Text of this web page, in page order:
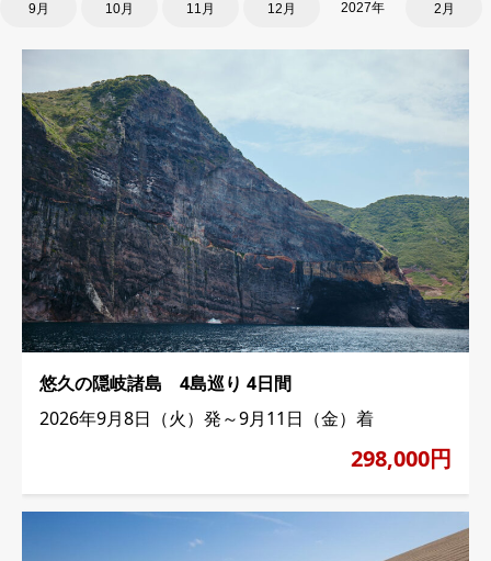
9月 10月 11月 12月 2027年 2月
悠久の隠岐諸島 4島巡り 4日間
2026年9月8日（火）発～9月11日（金）着
298,000円